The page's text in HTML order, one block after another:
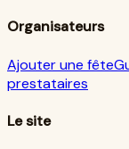
Organisateurs
Ajouter une fête
prestataires
Le site